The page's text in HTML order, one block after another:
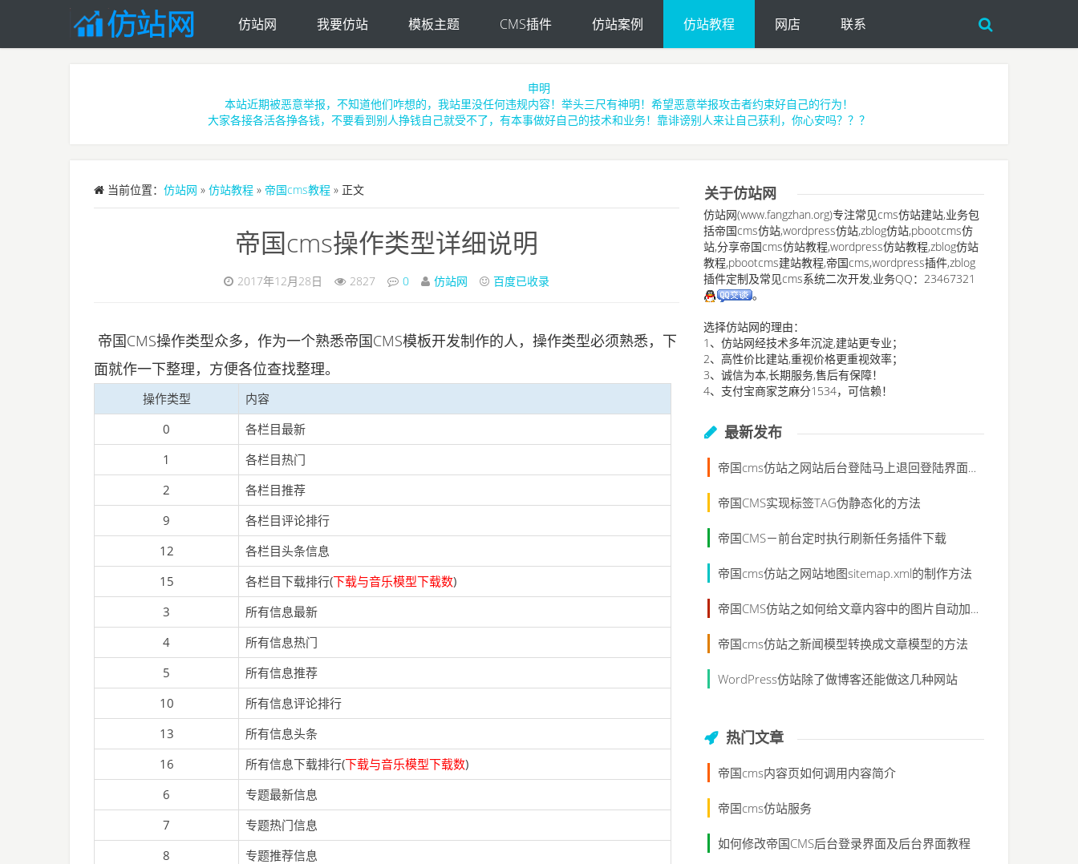
仿站网 我要仿站 模板主题 CMS插件 仿站案例 仿站教程 网店 联系
申明
本站近期被恶意举报，不知道他们咋想的，我站里没任何违规内容！举头三尺有神明！希望恶意举报攻击者约束好自己的行为！
大家各接各活各挣各钱，不要看到别人挣钱自己就受不了，有本事做好自己的技术和业务！靠诽谤别人来让自己获利，你心安吗？？？
当前位置： 仿站网 » 仿站教程 » 帝国cms教程 » 正文
帝国cms操作类型详细说明
2017年12月28日 2827 0 仿站网 百度已收录
帝国CMS操作类型众多，作为一个熟悉帝国CMS模板开发制作的人，操作类型必须熟悉，下
面就作一下整理，方便各位查找整理。
操作类型
内容
0
各栏目最新
1
各栏目热门
2
各栏目推荐
9
各栏目评论排行
12
各栏目头条信息
15
各栏目下载排行(下载与音乐模型下载数)
3
所有信息最新
4
所有信息热门
5
所有信息推荐
10
所有信息评论排行
13
所有信息头条
16
所有信息下载排行(下载与音乐模型下载数)
6
专题最新信息
7
专题热门信息
8
专题推荐信息
关于仿站网
仿站网(www.fangzhan.org)专注常见cms仿站建站,业务包
括帝国cms仿站,wordpress仿站,zblog仿站,pbootcms仿
站,分享帝国cms仿站教程,wordpress仿站教程,zblog仿站
教程,pbootcms建站教程,帝国cms,wordpress插件,zblog
插件定制及常见cms系统二次开发,业务QQ：23467321
。
选择仿站网的理由：
1、仿站网经技术多年沉淀,建站更专业；
2、高性价比建站,重视价格更重视效率；
3、诚信为本,长期服务,售后有保障！
4、支付宝商家芝麻分1534，可信赖！
最新发布
帝国cms仿站之网站后台登陆马上退回登陆界面，并提示“未登录”的解决办法
帝国CMS实现标签TAG伪静态化的方法
帝国CMS－前台定时执行刷新任务插件下载
帝国cms仿站之网站地图sitemap.xml的制作方法
帝国CMS仿站之如何给文章内容中的图片自动加alt属性
帝国cms仿站之新闻模型转换成文章模型的方法
WordPress仿站除了做博客还能做这几种网站
热门文章
帝国cms内容页如何调用内容简介
帝国cms仿站服务
如何修改帝国CMS后台登录界面及后台界面教程